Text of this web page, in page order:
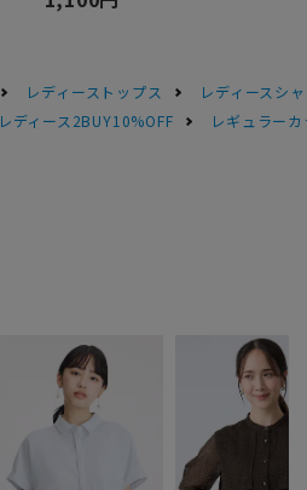
レディーストップス
レディースシ
レディース2BUY10%OFF レギュラー